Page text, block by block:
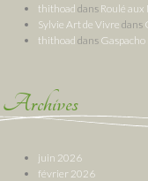
thithoad dans Roulé
Sylvie Art de Vivre dans
thithoad dans
Archives
juin 2026
février 2026